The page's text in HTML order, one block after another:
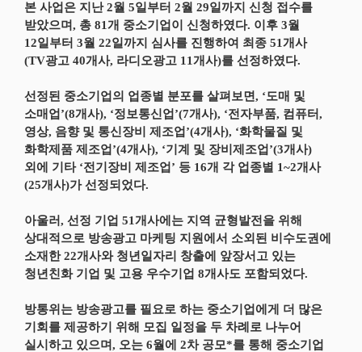
본 사업은 지난 2월 5일부터 2월 29일까지 신청 접수를
받았으며, 총 81개 중소기업이 신청하였다. 이후 3월
12일부터 3월 22일까지 심사를 진행하여 최종 51개사
(TV광고 40개사, 라디오광고 11개사)를 선정하였다.
선정된 중소기업의 업종별 분포를 살펴보면, ‘도매 및
소매업’(8개사), ‘정보통신업’(7개사), ‘전자부품, 컴퓨터,
영상, 음향 및 통신장비 제조업’(4개사), ‘화학물질 및
화학제품 제조업’(4개사), ‘기계 및 장비제조업’(3개사)
외에 기타 ‘전기장비 제조업’ 등 16개 각 업종별 1~2개사
(25개사)가 선정되었다.
아울러, 선정 기업 51개사에는 지역 균형발전을 위해
상대적으로 방송광고 마케팅 지원에서 소외된 비수도권에
소재한 22개사와 청년일자리 창출에 앞장서고 있는
청년친화 기업 및 고용 우수기업 8개사도 포함되었다.
방통위는 방송광고를 필요로 하는 중소기업에게 더 많은
기회를 제공하기 위해 모집 일정을 두 차례로 나누어
실시하고 있으며, 오는 6월에 2차 공모*를 통해 중소기업